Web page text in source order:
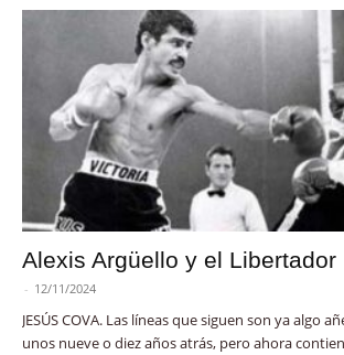
Alexis Argüello y el Libertador
- 12/11/2024
JESÚS COVA. Las líneas que siguen son ya algo
unos nueve o diez años atrás, pero ahora